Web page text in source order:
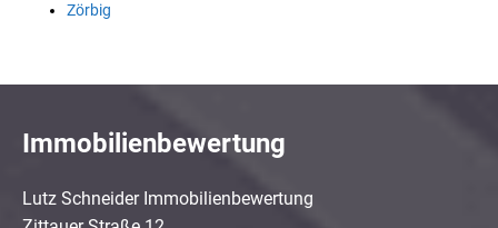
Zörbig
Immobilienbewertung
Lutz Schneider Immobilienbewertung